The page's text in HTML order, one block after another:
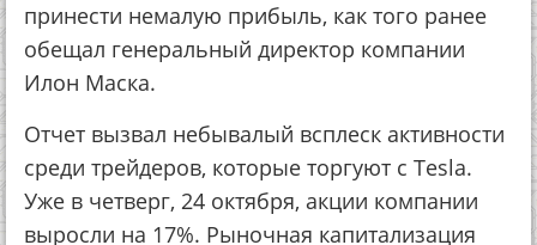
принести немалую прибыль, как того ранее
обещал генеральный директор компании
Илон Маска.
Отчет вызвал небывалый всплеск активности
среди трейдеров, которые торгуют с Tesla.
Уже в четверг, 24 октября, акции компании
выросли на 17%. Рыночная капитализация